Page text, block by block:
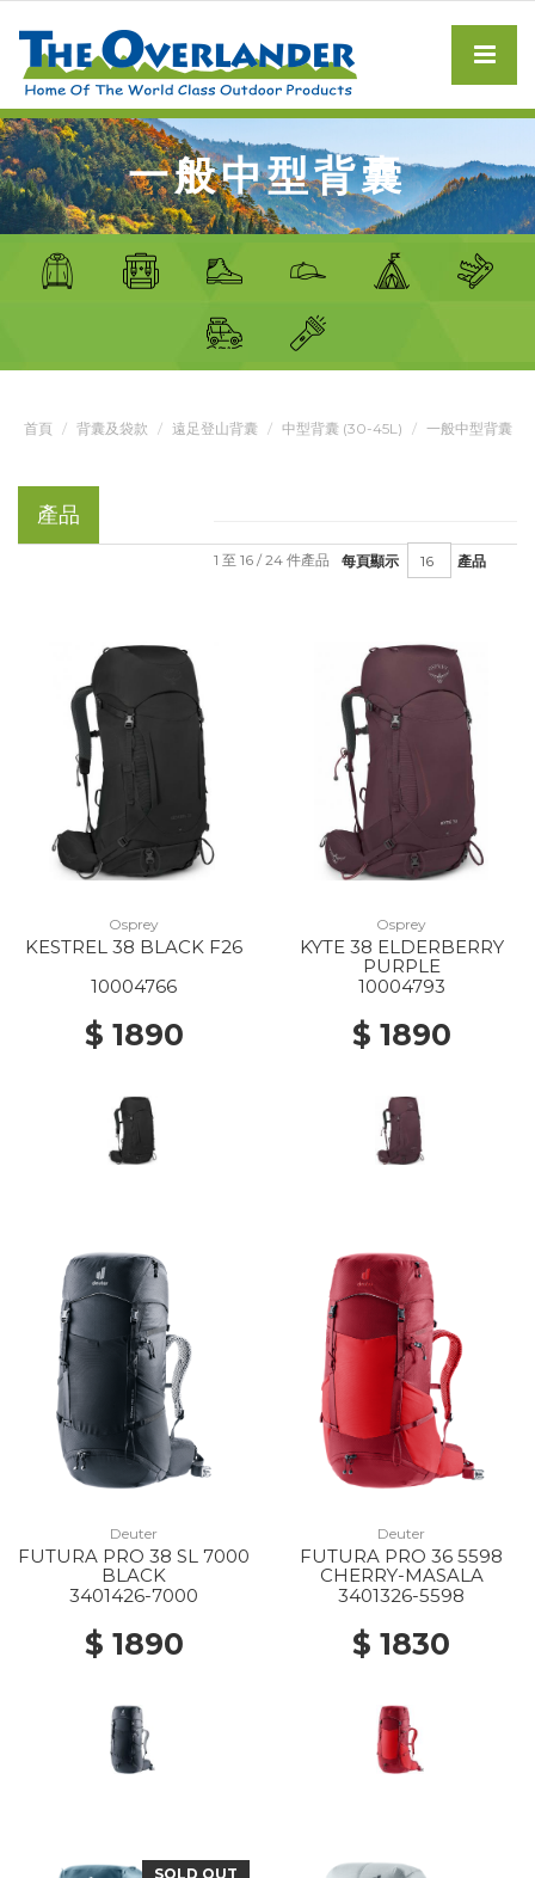
一般中型背囊
首頁 背囊及袋款 遠足登山背囊 中型背囊 (30-45L) 一般中型背囊
產品
每頁顯示 產品
1 至 16 / 24 件產品
Osprey
KESTREL 38 BLACK F26
10004766
$ 1890
Osprey
KYTE 38 ELDERBERRY
PURPLE
10004793
$ 1890
Deuter
FUTURA PRO 38 SL 7000
BLACK
3401426-7000
$ 1890
Deuter
FUTURA PRO 36 5598
CHERRY-MASALA
3401326-5598
$ 1830
SOLD OUT